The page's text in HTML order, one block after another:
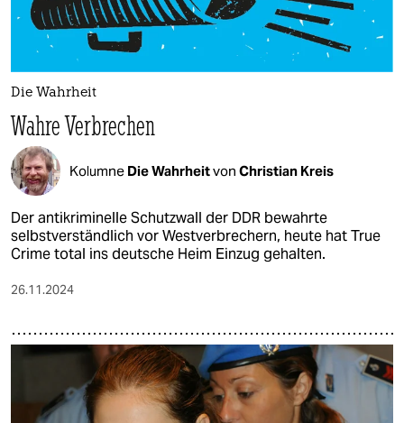
Die Wahrheit
Wahre Verbrechen
Kolumne Die Wahrheitvon Christian Kreis
Der antikriminelle Schutzwall der DDR bewahrte
selbstverständlich vor Westverbrechern, heute hat True
Crime total ins deutsche Heim Einzug gehalten.
26.11.2024